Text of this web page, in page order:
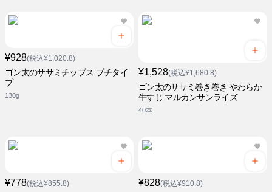
¥928(税込¥1,020.8)
ゴン太のササミチップス プチタイ
プ
130g
¥1,528(税込¥1,680.8)
ゴン太のササミ巻き巻き やわらか
牛すじ マルカンサンライズ
40本
¥778(税込¥855.8) ¥828(税込¥910.8)